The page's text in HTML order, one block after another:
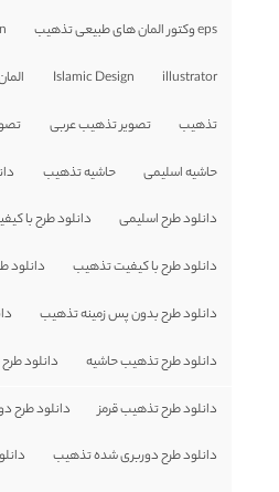
eps وکتور المان های طبیعی تذهیب
illustrator
Islamic Design
تذهیب تصویر تذهیب عربی
حاشیه اسلیمی حاشیه تذهیب
دانلود طرح اسلیمی دانلود طرح با
دانلود طرح با کیفیت تذهیب دانلود
دانلود طرح بدون پس زمینه تذهیب
دانلود طرح تذهیب حاشیه دانلود
دانلود طرح تذهیب قرمز دانلود طرح
دانلود طرح دوربری شده تذهیب